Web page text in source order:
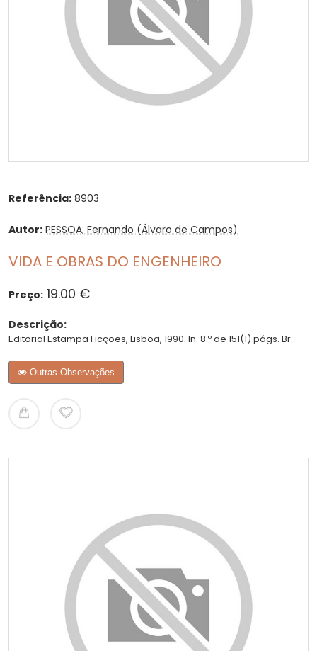
Referência: 8903
Autor: PESSOA, Fernando (Álvaro de Campos)
VIDA E OBRAS DO ENGENHEIRO
Preço: 19.00 €
Descrição:
Editorial Estampa Ficções, Lisboa, 1990. In. 8.º de 151(1) págs. Br.
Outras Observações